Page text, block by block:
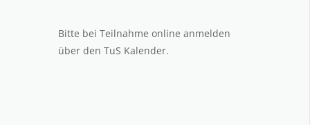
Bitte bei Teilnahme online anmelden
über den TuS Kalender.